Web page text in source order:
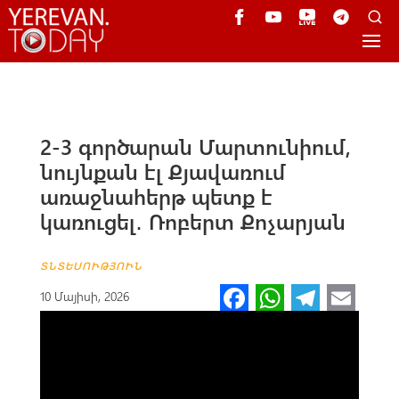
2-3 գործարան Մարտունիում,
նույնքան էլ Քյավառում
առաջնահերթ պետք է
կառուցել․ Ռոբերտ Քոչարյան
ՏՆՏԵՍՈՒԹՅՈՒՆ
10 Մայիսի, 2026 Fa W Te